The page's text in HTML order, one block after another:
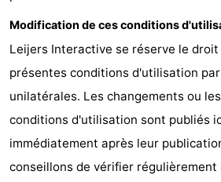
Modification de ces conditions
Leijers Interactive se réserve le
présentes conditions d'utilisation
unilatérales. Les changements ou
conditions d'utilisation sont publiés
immédiatement après leur
conseillons de vérifier